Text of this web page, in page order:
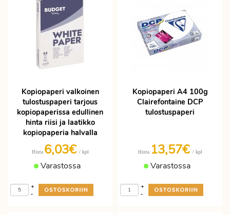
Kopiopaperi valkoinen
tulostuspaperi tarjous
kopiopaperissa edullinen
hinta riisi ja laatikko
kopiopaperia halvalla
Hinta 6,03€ / kpl
Varastossa
-
+
Kopiopaperi A4 100g
Clairefontaine DCP
tulostuspaperi
Hinta 13,57€ / kpl
Varastossa
-
+